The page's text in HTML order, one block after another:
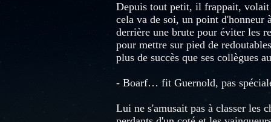
Depuis tout petit, il frappait,
cela va de soi, un point d'honneur
derrière une brute pour éviter les
pour mettre sur pied de
plus de succès que ses collègues
- Boarf… fit Guernold, pas
Lui ne s'amusait pas à classer les